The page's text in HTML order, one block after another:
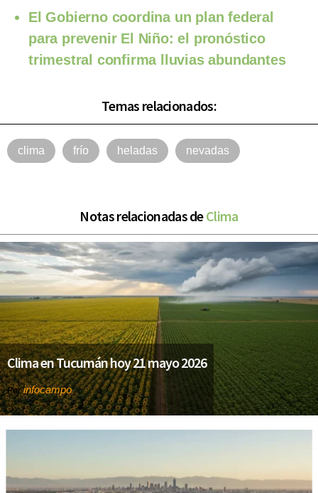
El Gobierno coordina un plan federal
para prevenir El Niño: el pronóstico
trimestral confirma lluvias abundantes
Temas relacionados:
clima frío heladas nevadas
Notas relacionadas deClima
Clima en Tucumán hoy 21 mayo 2026
Porinfocampo